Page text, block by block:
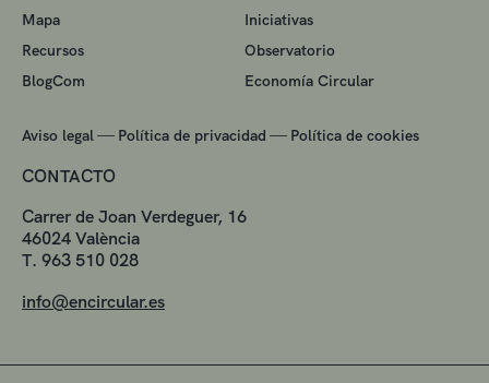
Mapa
Iniciativas
Recursos
Observatorio
BlogCom
Economía Circular
Aviso legal — Política de privacidad — Política de cookies
CONTACTO
Carrer de Joan Verdeguer, 16
46024 València
T. 963 510 028
info@encircular.es